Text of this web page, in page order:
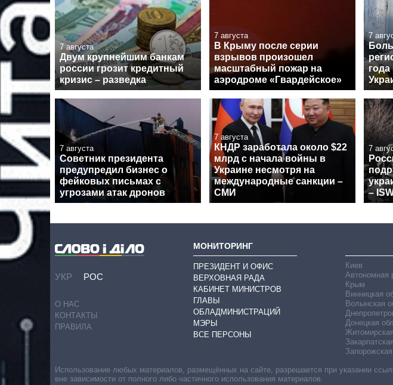
7 августа
Двум крупнейшим банкам
россии грозит кредитный
кризис – разведка
7 августа
В Крыму после серии
взрывов произошел
масштабный пожар на
аэродроме «Гвардейское»
7
7 августа
Советник президента
предупредил бизнес о
фейковых письмах с
угрозами атак дронов
7 августа
КНДР заработала около $22
млрд с начала войны в
Украине несмотря на
международные санкции –
СМИ
7
–
УКР РОС
О НАС
КОНТАКТЫ
ПРАВИЛА
МОНИТОРИНГ
ПРЕЗИДЕНТ И ОФИС
ВЕРХОВНАЯ РАДА
КАБИНЕТ МИНИСТРОВ
ГЛАВЫ
ОБЛАДМИНИСТРАЦИЙ
МЭРЫ
ВСЕ ПЕРСОНЫ
Киев
Автономная
Крым
Винницкая
Волынская
Донецкая
Использование любых материалов, размещённых на сайте, разрешается при указании
вне зависимости от полного либо частичного использования материалов.